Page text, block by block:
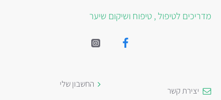
מדריכים לטיפול , טיפוח ושיקום שיער
יצירת קשר
החשבון שלי